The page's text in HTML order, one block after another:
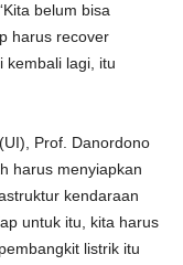
belum bisa
harus recover
kembali lagi, itu
Prof. Danordono
harus menyiapkan
kendaraan
untuk itu, kita harus
listrik itu